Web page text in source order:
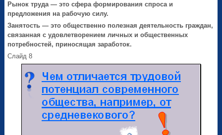
Рынок труда— это сфера формирования спроса и
предложения на рабочую силу.
Занятость — это общественно полезная деятельность граждан,
связанная с удовлетворением личных и общественных
потребностей, приносящая заработок.
Слайд 8